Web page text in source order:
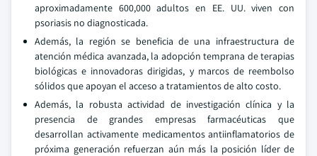
aproximadamente 600,000 adultos en EE. UU. viven con
psoriasis no diagnosticada.
Además, la región se beneficia de una infraestructura de
atención médica avanzada, la adopción temprana de terapias
biológicas e innovadoras dirigidas, y marcos de reembolso
sólidos que apoyan el acceso a tratamientos de alto costo.
Además, la robusta actividad de investigación clínica y la
presencia de grandes empresas farmacéuticas que
desarrollan activamente medicamentos antiinflamatorios de
próxima generación refuerzan aún más la posición líder de